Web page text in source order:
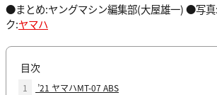
●まとめ:ヤングマシン編集部(大屋雄一) ●写
ク:ヤマハ
目次
1
’21 ヤマハMT-07 ABS